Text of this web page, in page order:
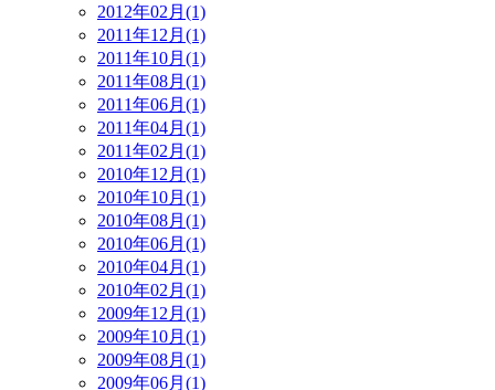
2012年02月(1)
2011年12月(1)
2011年10月(1)
2011年08月(1)
2011年06月(1)
2011年04月(1)
2011年02月(1)
2010年12月(1)
2010年10月(1)
2010年08月(1)
2010年06月(1)
2010年04月(1)
2010年02月(1)
2009年12月(1)
2009年10月(1)
2009年08月(1)
2009年06月(1)